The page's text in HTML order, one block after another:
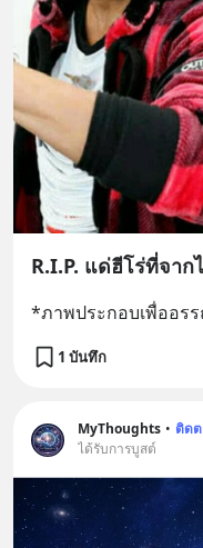
R.I.P. แด่ฮีโร่ที่จาก
*ภาพประกอบเพื่ออร
1 บันทึก
MyThoughts • ติด
ได้รับการบูสต์